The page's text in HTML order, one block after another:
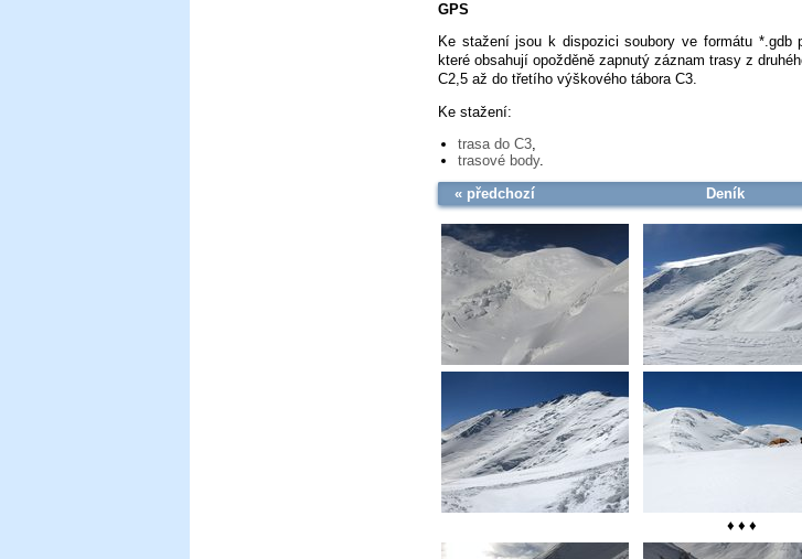
GPS
Ke stažení jsou k dispozici soubory ve formátu *.gdb
které obsahují opožděně zapnutý záznam trasy z
C2,5 až do třetího výškového tábora C3.
Ke stažení:
trasa do C3
trasové body.
« předchozí Deník
♦ ♦ ♦